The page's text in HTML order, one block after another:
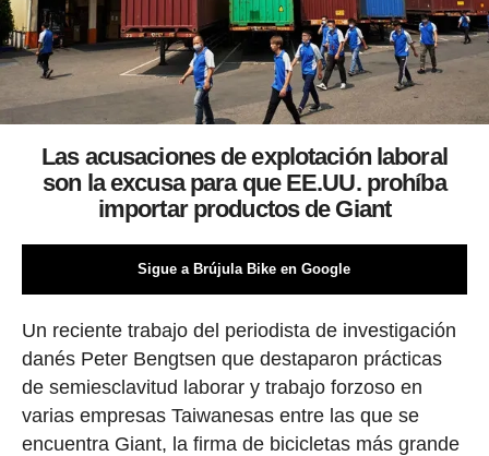
Las acusaciones de explotación laboral
son la excusa para que EE.UU. prohíba
importar productos de Giant
Sigue a Brújula Bike en Google
Un reciente trabajo del periodista de investigación
danés Peter Bengtsen que destaparon prácticas
de semiesclavitud laborar y trabajo forzoso en
varias empresas Taiwanesas entre las que se
encuentra Giant, la firma de bicicletas más grande